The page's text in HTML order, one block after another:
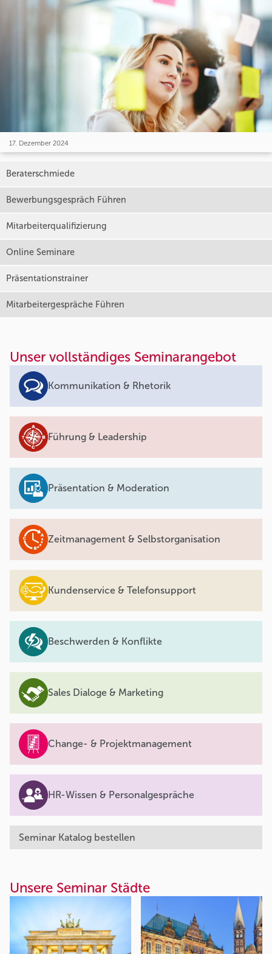
17. Dezember 2024
Beraterschmiede
Bewerbungsgespräch Führen
Mitarbeiterqualifizierung
Online Seminare
Präsentationstrainer
Mitarbeitergespräche Führen
Unser vollständiges Seminarangebot
Kommunikation & Rhetorik
Führung & Leadership
Präsentation & Moderation
Zeitmanagement & Selbstorganisation
Kundenservice & Telefonsupport
Beschwerden & Konflikte
Sales Dialoge & Marketing
Change- & Projektmanagement
HR-Wissen & Personalgespräche
Seminar Katalog bestellen
Unsere Seminar Städte